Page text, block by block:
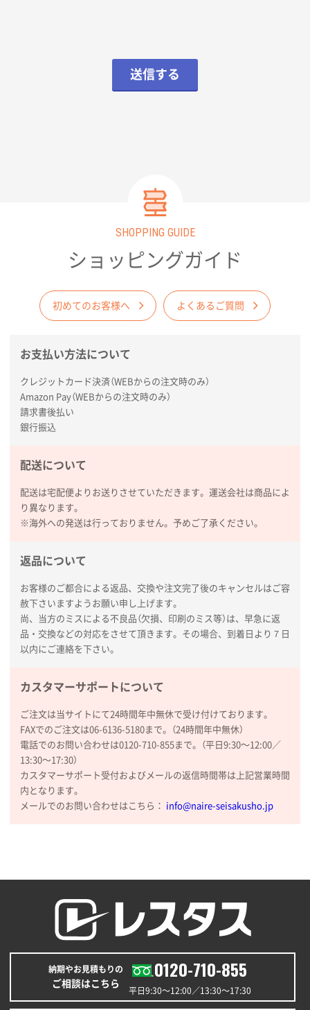
送信する
SHOPPING GUIDE
ショッピングガイド
初めてのお客様へ よくあるご質問
お支払い方法について
クレジットカード決済（WEBからの注文時のみ）
Amazon Pay（WEBからの注文時のみ）
請求書後払い
銀行振込
配送について
配送は宅配便よりお送りさせていただきます。運送会社は商品によ
り異なります。
※海外への発送は行っておりません。予めご了承ください。
返品について
お客様のご都合による返品、交換や注文完了後のキャンセルはご容
赦下さいますようお願い申し上げます。
尚、当方のミスによる不良品（欠損、印刷のミス等）は、早急に返
品・交換などの対応をさせて頂きます。その場合、到着日より７日
以内にご連絡を下さい。
カスタマーサポートについて
ご注文は当サイトにて24時間年中無休で受け付けております。
FAXでのご注文は06-6136-5180まで。（24時間年中無休）
電話でのお問い合わせは0120-710-855まで。（平日9:30〜12:00／
13:30〜17:30）
カスタマーサポート受付およびメールの返信時間帯は上記営業時間
内となります。
メールでのお問い合わせはこちら： info@naire-seisakusho.jp
納期やお見積もりの
ご相談はこちら
0120-710-855
平日9:30〜12:00／13:30〜17:30